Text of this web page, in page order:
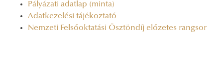
Pályázati adatlap (minta)
Adatkezelési tájékoztató
Nemzeti Felsőoktatási Ösztöndíj előzetes rangsor